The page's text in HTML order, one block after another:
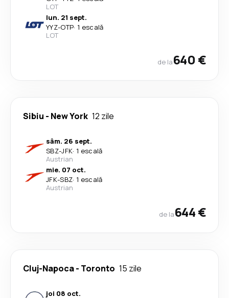
LOT
lun. 21 sept.
YYZ-OTP· 1 escală
LOT
de la640 €
Sibiu - New York 12 zile
sâm. 26 sept.
SBZ-JFK· 1 escală
Austrian
mie. 07 oct.
JFK-SBZ· 1 escală
Austrian
de la644 €
Cluj-Napoca- Toronto 15 zile
joi 08 oct.